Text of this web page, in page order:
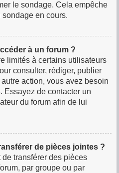
le sondage. Cela empêche
sondage en cours.
à un forum ?
limités à certains utilisateurs
consulter, rédiger, publier
action, vous avez besoin
Essayez de contacter un
du forum afin de lui
de pièces jointes ?
transférer des pièces
par groupe ou par